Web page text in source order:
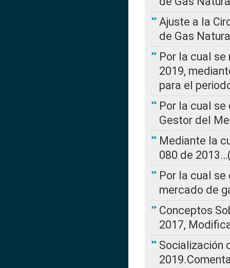
Ajuste a la
de Gas
Por la cual se
2019,
para el
Por la cual
Gestor del
Mediante la
080 de
Por la cual
mercado de
Conceptos
2017,
Socialización